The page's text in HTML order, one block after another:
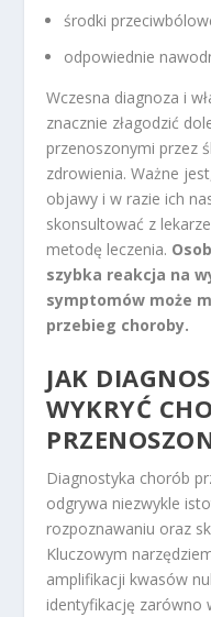
środki
odpowiednie
Wczesna diagnoza i
znacznie złagodzić
przenoszonymi przez
zdrowienia. Ważne
objawy i w razie ich
skonsultować z
metodę leczenia.
szybka reakcja na
symptomów może
przebieg choroby.
JAK
WYKRYĆ
Diagnostyka chorób
odgrywa niezwykle
rozpoznawaniu oraz
Kluczowym
amplifikacji kwasów
identyfikację zarówno